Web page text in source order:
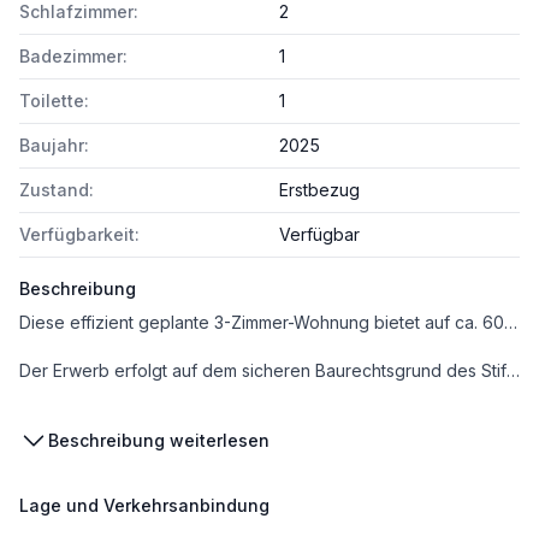
Schlafzimmer: 2
Badezimmer: 1
Toilette: 1
Baujahr: 2025
Zustand: Erstbezug
Verfügbarkeit: Verfügbar
Beschreibung
Diese effizient geplante 3-Zimmer-Wohnung bietet auf ca. 60 m² Raum für individuelle Wohnträume. Ein besonderes Highlight ist der ca. 11 m² große Balkon, der direkt vom Wohnbereich aus zugänglich ist. Die technische Ausstattung mit Luft-Wärmepumpe und barrierefreiem Aufzug sowie die hochwertige Verfliesung aus Feinsteinzeug garantieren einen modernen Lebensstandard. Jede Wohnung verfügt zudem über ein eigenes Kellerabteil und Zugang zu großzügigen Fahrrad- und Kinderwagenabstellräumen.
Der Erwerb erfolgt auf dem sicheren Baurechtsgrund des Stifts Klosterneuburg mit einer Laufzeit von 100 Jahren, was Ihnen langfristige Stabilität und eine wertbeständige Investition garantiert.
Beschreibung weiterlesen
Lage und Verkehrsanbindung